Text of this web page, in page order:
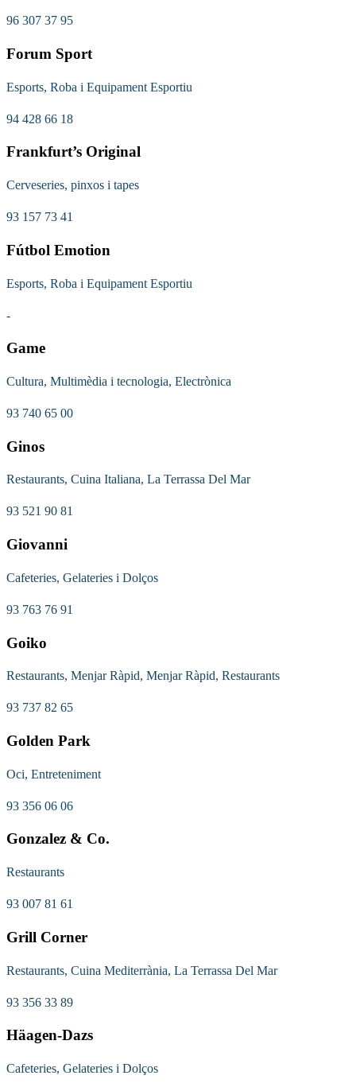
96 307 37 95
Forum Sport
Esports, Roba i Equipament Esportiu
94 428 66 18
Frankfurt’s Original
Cerveseries, pinxos i tapes
93 157 73 41
Fútbol Emotion
Esports, Roba i Equipament Esportiu
-
Game
Cultura, Multimèdia i tecnologia, Electrònica
93 740 65 00
Ginos
Restaurants, Cuina Italiana, La Terrassa Del Mar
93 521 90 81
Giovanni
Cafeteries, Gelateries i Dolços
93 763 76 91
Goiko
Restaurants, Menjar Ràpid, Menjar Ràpid, Restaurants
93 737 82 65
Golden Park
Oci, Entreteniment
93 356 06 06
Gonzalez & Co.
Restaurants
93 007 81 61
Grill Corner
Restaurants, Cuina Mediterrània, La Terrassa Del Mar
93 356 33 89
Häagen-Dazs
Cafeteries, Gelateries i Dolços